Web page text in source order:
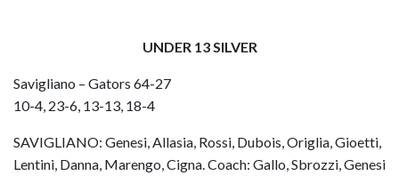
UNDER 13 SILVER
Savigliano – Gators 64-27
10-4, 23-6, 13-13, 18-4
SAVIGLIANO: Genesi, Allasia, Rossi, Dubois, Origlia, Gioetti,
Lentini, Danna, Marengo, Cigna. Coach: Gallo, Sbrozzi, Genesi